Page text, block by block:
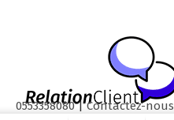
0553358080|Contactez-nous